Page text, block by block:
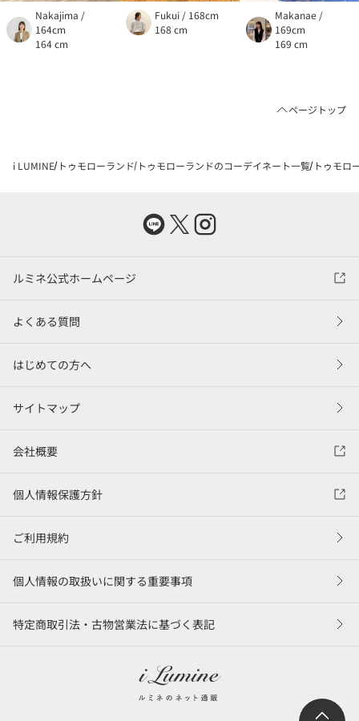
Nakajima /
164cm
164 cm
Fukui / 168cm
168 cm
Makanae /
169cm
169 cm
ページトップ
i LUMINE トゥモローランド トゥモローランドのコーデイネート一覧 トゥモロ
ルミネ公式ホームページ
よくある質問
はじめての方へ
サイトマップ
会社概要
個人情報保護方針
ご利用規約
個人情報の取扱いに関する重要事項
特定商取引法・古物営業法に基づく表記